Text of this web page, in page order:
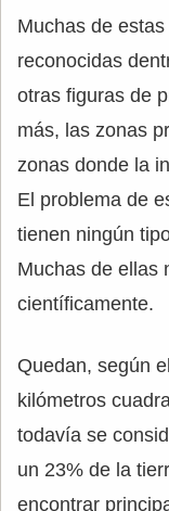
Muchas de
reconocidas
otras figuras de
más, las zonas
zonas donde la
El problema de
tienen ningún
Muchas de ellas
científicamente.
Quedan, según
kilómetros
todavía se
un 23% de la
encontrar